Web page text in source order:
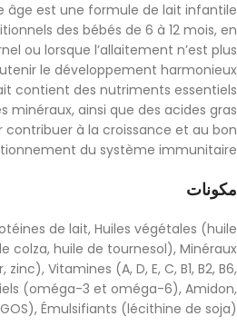
âge est une formule de lait infantile
des bébés de 6 à 12 mois, en
ou lorsque l’allaitement n’est plus
le développement harmonieux
contient des nutriments essentiels
minéraux, ainsi que des acides gras
contribuer à la croissance et au bon
du système immunitaire.
مكونات
de lait, Huiles végétales (huile
colza, huile de tournesol), Minéraux
Vitamines (A, D, E, C, B1, B2, B6,
(oméga-3 et oméga-6), Amidon,
Émulsifiants (lécithine de soja).